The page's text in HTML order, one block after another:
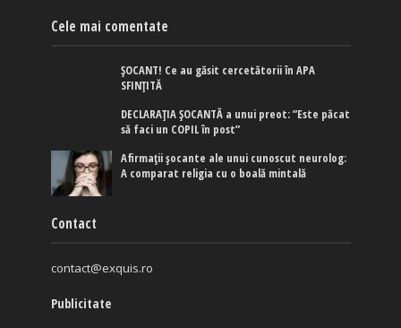
Cele mai comentate
ȘOCANT! Ce au găsit cercetătorii în APA
SFINȚITĂ
DECLARAȚIA ȘOCANTĂ a unui preot: ”Este păcat
să faci un COPIL în post”
Afirmaţii şocante ale unui cunoscut neurolog:
A comparat religia cu o boală mintală
Contact
contact@exquis.ro
Publicitate